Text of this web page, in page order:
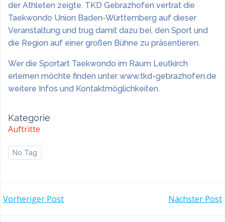
der Athleten zeigte. TKD Gebrazhofen vertrat die
Taekwondo Union Baden-Württemberg auf dieser
Veranstaltung und trug damit dazu bei, den Sport und
die Region auf einer großen Bühne zu präsentieren.
Wer die Sportart Taekwondo im Raum Leutkirch
erlernen möchte finden unter www.tkd-gebrazhofen.de
weitere Infos und Kontaktmöglichkeiten.
Kategorie
Auftritte
No Tag
POST
Vorheriger Post
POSTNächster Post